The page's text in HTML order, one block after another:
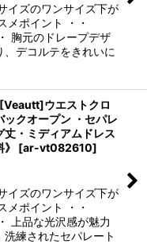
イズのワンサイズ下が
メポイント ・・
胸元のドレープデザ
デコルテをきれいに
ウエストクロ
クオープン ・セパレ
丈・ミディアムドレス
[ar-vt082610]
イズのワンサイズ下が
メポイント ・・
上品な光沢感が魅力
練されたセパレート